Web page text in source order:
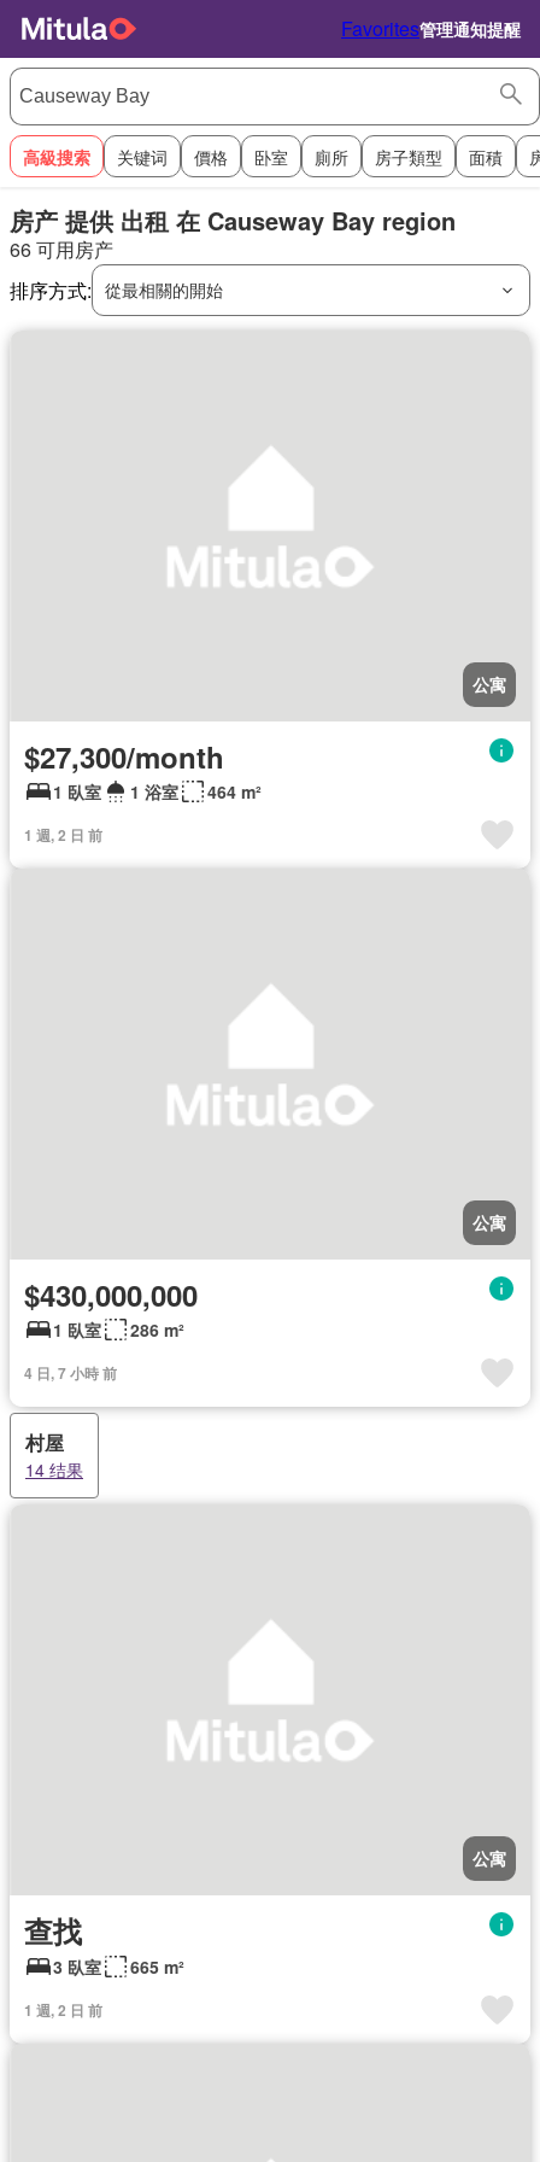
Favorites管理通知提醒
高級搜索 关键词 價格 卧室 廁所 房子類型 面積
房产 提供 出租 在 Causeway Bay region
66 可用房产
排序方式: 從最相關的開始
公寓
$27,300/month
1 臥室 1 浴室 464 m²
1 週, 2 日 前
公寓
$430,000,000
1 臥室 286 m²
4 日, 7 小時 前
村屋
14 结果
公寓
查找
3 臥室 665 m²
1 週, 2 日 前